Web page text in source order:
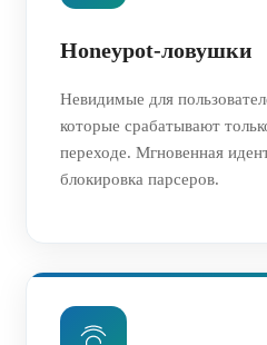
Honeypot-ловушки
Невидимые для
которые срабатывают
переходе. Мгновенная
блокировка парсеров.